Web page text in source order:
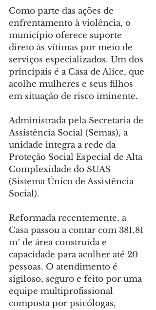
Como parte das ações de
enfrentamento à violência, o
município oferece suporte
direto às vítimas por meio de
serviços especializados. Um dos
principais é a Casa de Alice, que
acolhe mulheres e seus filhos
em situação de risco iminente.
Administrada pela Secretaria de
Assistência Social (Semas), a
unidade integra a rede da
Proteção Social Especial de Alta
Complexidade do SUAS
(Sistema Único de Assistência
Social).
Reformada recentemente, a
Casa passou a contar com 381,81
m² de área construída e
capacidade para acolher até 20
pessoas. O atendimento é
sigiloso, seguro e feito por uma
equipe multiprofissional
composta por psicólogas,